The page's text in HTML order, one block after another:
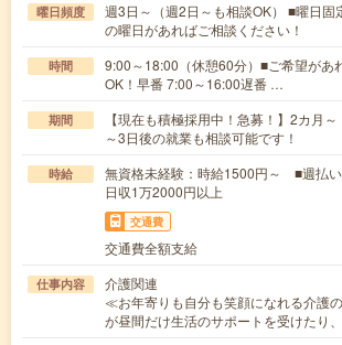
曜日頻度
週3日～（週2日～も相談OK） ■曜日固
の曜日があればご相談ください！
時間
9:00～18:00（休憩60分）■ご希望があ
OK！早番 7:00～16:00遅番 …
期間
【現在も積極採用中！急募！】2カ月
～3日後の就業も相談可能です！
時給
無資格未経験：時給1500円～ ■週
日収1万2000円以上
交通費
交通費全額支給
仕事内容
介護関連
≪お年寄りも自分も笑顔になれる介護
が昼間だけ生活のサポートを受けたり